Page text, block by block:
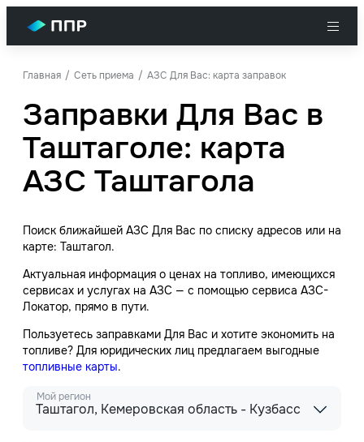
Главная Сеть приема АЗС Для Вас: карта заправок
Заправки Для Вас в
Таштаголе: карта
АЗС Таштагола
Поиск ближайшей АЗС Для Вас по списку адресов или на
карте: Таштагол.
Актуальная информация о ценах на топливо, имеющихся
сервисах и услугах на АЗС — с помощью сервиса АЗС-
Локатор, прямо в пути.
Пользуетесь заправками Для Вас и хотите экономить на
топливе? Для юридических лиц предлагаем выгодные
топливные карты.
Мой регион
Таштагол, Кемеровская область - Кузбасс